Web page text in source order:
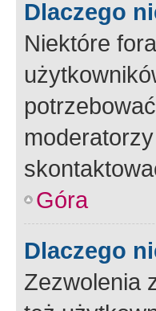
Dlaczego
Niektóre
Góra
Dlaczego
Zezwolenia